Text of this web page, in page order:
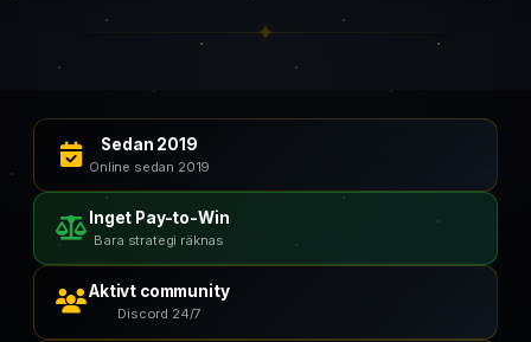
Sedan 2019
Online sedan 2019
Inget Pay-to-Win
Bara strategi räknas
Aktivt community
Discord 24/7